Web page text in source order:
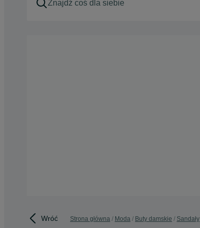
Wróć Strona główna Moda Buty damskie Sandały